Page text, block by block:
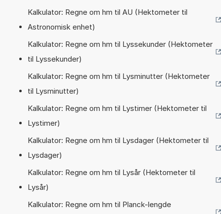
Kalkulator: Regne om hm til AU (Hektometer til
Astronomisk enhet)
Kalkulator: Regne om hm til Lyssekunder (Hektometer
til Lyssekunder)
Kalkulator: Regne om hm til Lysminutter (Hektometer
til Lysminutter)
Kalkulator: Regne om hm til Lystimer (Hektometer til
Lystimer)
Kalkulator: Regne om hm til Lysdager (Hektometer til
Lysdager)
Kalkulator: Regne om hm til Lysår (Hektometer til
Lysår)
Kalkulator: Regne om hm til Planck-lengde